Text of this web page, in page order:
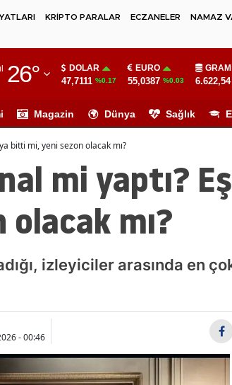
KRİPTO PARALAR ECZANELER
NAMAZ
26° DOLAR
47,7111 %0.17
EURO
55,0387 %0.03 6.622,54
Magazin Dünya Sağlık
bitti mi, yeni sezon olacak mı?
mi yaptı?
mı?
izleyiciler arasında en
- 00:46